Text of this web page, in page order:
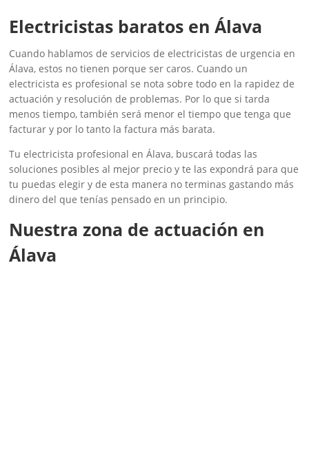
Electricistas baratos en Álava
Cuando hablamos de servicios de electricistas de urgencia en
Álava, estos no tienen porque ser caros. Cuando un
electricista es profesional se nota sobre todo en la rapidez de
actuación y resolución de problemas. Por lo que si tarda
menos tiempo, también será menor el tiempo que tenga que
facturar y por lo tanto la factura más barata.
Tu electricista profesional en Álava, buscará todas las
soluciones posibles al mejor precio y te las expondrá para que
tu puedas elegir y de esta manera no terminas gastando más
dinero del que tenías pensado en un principio.
Nuestra zona de actuación en
Álava